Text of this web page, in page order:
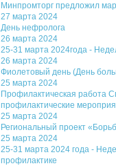
Минпромторг предложил
27 марта 2024
День нефролога
26 марта 2024
25-31 марта 2024года -
26 марта 2024
Фиолетовый день (День
25 марта 2024
Профилактическая работа
профилактические
25 марта 2024
Региональный проект
25 марта 2024
25-31 марта 2024 года -
профилактике